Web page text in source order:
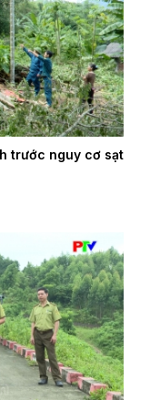
trước nguy cơ sạt